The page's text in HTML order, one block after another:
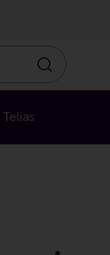
Otsin
Telias